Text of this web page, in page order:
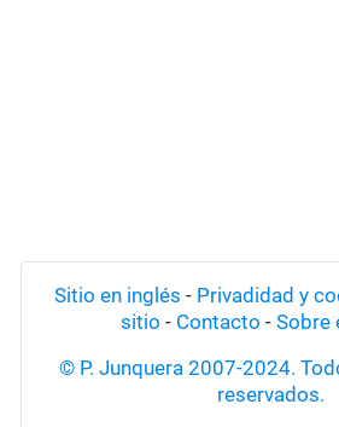
Sitio en inglés - Privadidad y
sitio - Contacto - Sobre
© P. Junquera 2007-2024.
reservados.